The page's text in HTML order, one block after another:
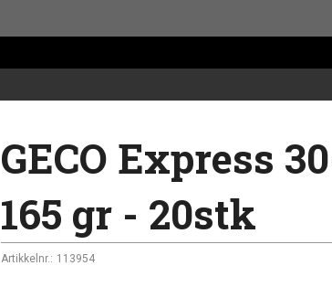
GECO Express
165 gr - 20stk
Artikkelnr.: 113954